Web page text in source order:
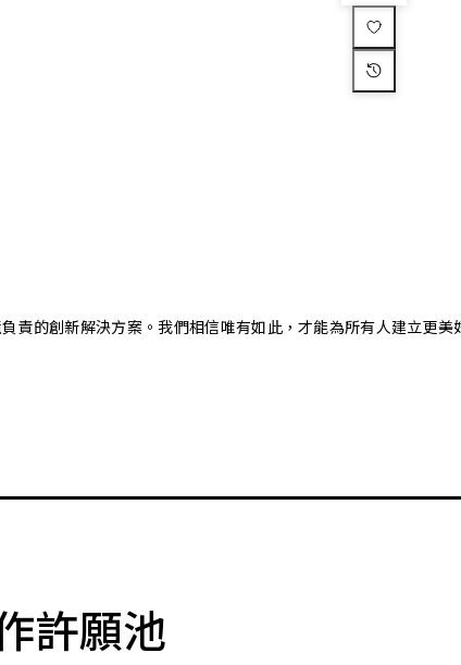
責的創新解決方案。我們相信唯有如此，才能為所有人建立更美
許願池